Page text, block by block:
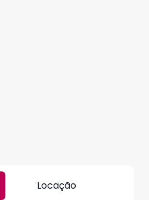
Locação